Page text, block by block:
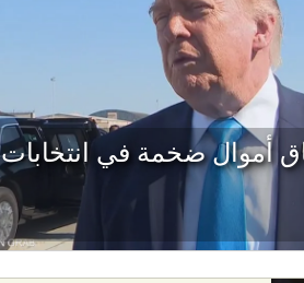
أموال ضخمة في انتخابات